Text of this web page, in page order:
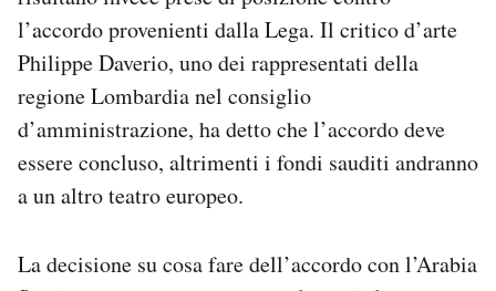
l’accordo provenienti dalla Lega. Il critico d’arte
Philippe Daverio, uno dei rappresentati della
regione Lombardia nel consiglio
d’amministrazione, ha detto che l’accordo deve
essere concluso, altrimenti i fondi sauditi andranno
a un altro teatro europeo.
La decisione su cosa fare dell’accordo con l’Arabia